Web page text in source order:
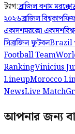
ট্যাগ:ব্রাজিল বনাম মরক্কো
২০২৬ব্রাজিল বিশ্বকাপ
একাদশমরক্কো একাদশ
সিব্রাজিল ফুটবলBrazil
Football Team
RankingVinicius
LineupMorocco
NewsLive Match
আপনার জন্য